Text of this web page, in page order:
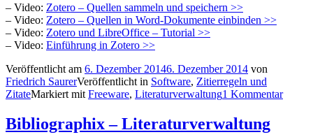
– Video: Zotero – Quellen sammeln und speichern >>
– Video: Zotero – Quellen in Word-Dokumente einbinden >>
– Video: Zotero und LibreOffice – Tutorial >>
– Video: Einführung in Zotero >>
Veröffentlicht am 6. Dezember 20146. Dezember 2014 von
Friedrich SaurerVeröffentlicht in Software, Zitierregeln und
ZitateMarkiert mit Freeware, Literaturverwaltung1 Kommentar
Bibliographix – Literaturverwaltung